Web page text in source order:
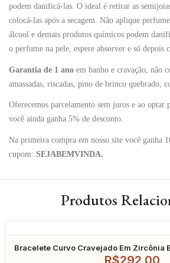
podem danificá-las. O ideal é retirar as
colocá-las após a secagem. Não aplique
álcool e demais produtos químicos podem
o perfume na pele, espere absorver e só depois
Garantia de 1 ano em banho e cravação, não
amassadas, riscadas, pino de brinco quebrado,
Oferecemos parcelamento sem juros e ao optar
você ainda ganha 5% de desconto.
Na primeira compra em nosso site você ganha
cupom: SEJABEMVINDA.
Produtos
Bracelete Curvo Cravejado Em Zircônia
R$292,00